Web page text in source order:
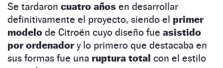
Se tardaron cuatro años en desarrollar
definitivamente el proyecto, siendo el primer
modelo de Citroën cuyo diseño fue asistido
por ordenadory lo primero que destacaba en
sus formas fue una ruptura total con el estilo